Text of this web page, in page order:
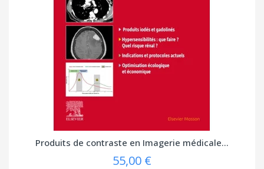
Produits de contraste en Imagerie médicale...
55,00 €